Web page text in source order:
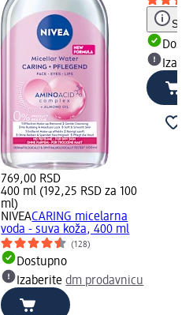
769,00 RSD
400 ml (192,25 RSD za 100
ml)
NIVEACARING micelarna
voda - suva koža, 400 ml
(128)
Dostupno
Izaberitedm prodavnicu